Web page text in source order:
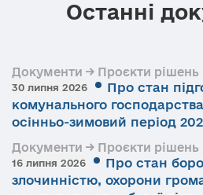
Останні
Документи → Проєкти рішень
30 липня 2026
Про стан
комунального
осінньо-зимовий період
Документи → Проєкти рішень
16 липня 2026
Про стан
злочинністю, охорони